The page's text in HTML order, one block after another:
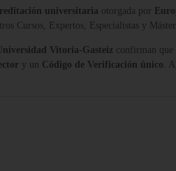
universitaria otorgada por
Cursos, Expertos, Especialistas y
Vitoria-Gasteiz confirman que
y un Código de Verificación único.